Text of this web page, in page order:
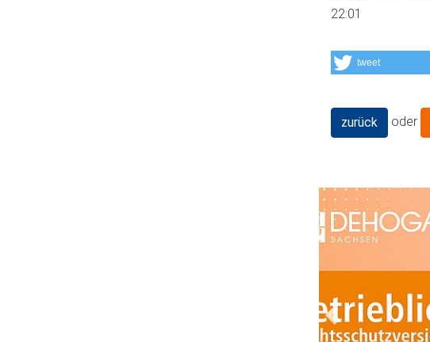
22:01
tweet
zurück oder
Previous